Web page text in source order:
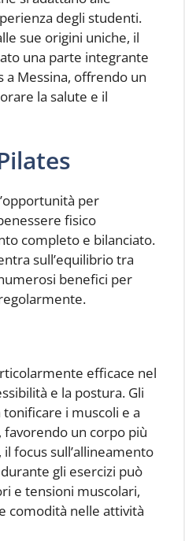
degli studenti.
sue origini uniche, il
una parte integrante
a Messina, offrendo un
la salute e il
per
fisico
completo e bilanciato.
sull’equilibrio tra
benefici per
efficace nel
e la postura. Gli
i muscoli e a
un corpo più
focus sull’allineamento
gli esercizi può
e tensioni muscolari,
comodità nelle attività